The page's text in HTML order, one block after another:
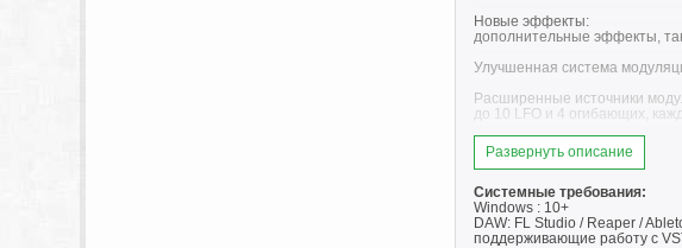
Новые эффекты:
дополнительные эффекты,
Улучшенная система
Расширенные источники
до 10 LFO и 4 огибающих,
Режимы LFO с хаосом:
новые режимы хаоса
Расширенная матрица
такие функции, как
упрощают управление
Развернуть описание
Системные требования:
Windows : 10+
DAW: FL Studio / Reaper /
поддерживающие работу с